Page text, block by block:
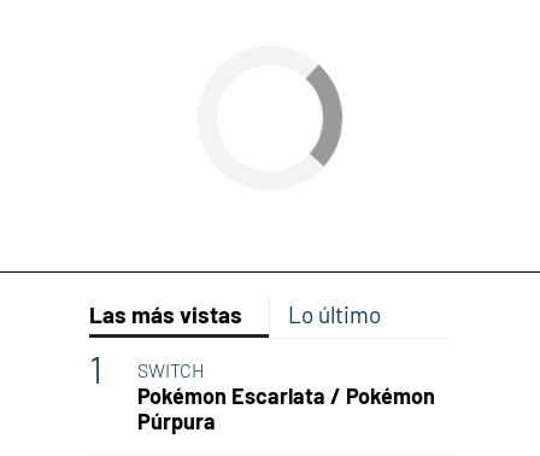
Las más vistas Lo último
SWITCH
Pokémon Escarlata / Pokémon
Púrpura